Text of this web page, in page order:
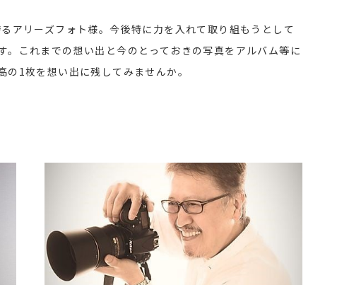
アリーズフォト様。今後特に力を入れて取り組もうとして
これまでの想い出と今のとっておきの写真をアルバム等に
1枚を想い出に残してみませんか。